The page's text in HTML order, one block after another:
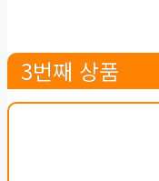
3번째 상품